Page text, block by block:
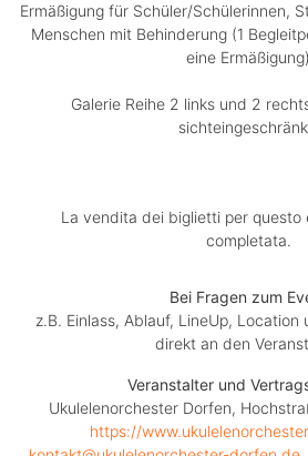
Ermäßigung für Schüler/Schülerinnen,
Menschen mit Behinderung (1
eine Ermäßigung)
Galerie Reihe 2 links und 2
La vendita dei biglietti per questo
completata.
Bei Fragen zum
z.B. Einlass, Ablauf, LineUp,
direkt an den
Veranstalter und
Ukulelenorchester Dorfen,
https://